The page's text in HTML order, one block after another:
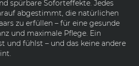
spürbare Soforteffekte. Jedes
abgestimmt, die natürlichen
zu erfüllen – für eine gesunde
und maximale Pflege. Ein
und fühlst – und das keine andere